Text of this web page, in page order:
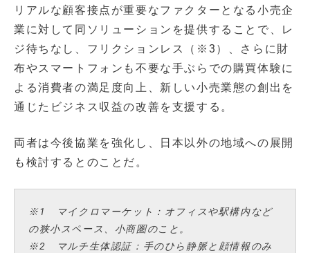
リアルな顧客接点が重要なファクターとなる小売企
業に対して同ソリューションを提供することで、レ
ジ待ちなし、フリクションレス（※3）、さらに財
布やスマートフォンも不要な手ぶらでの購買体験に
よる消費者の満足度向上、新しい小売業態の創出を
通じたビジネス収益の改善を支援する。
両者は今後協業を強化し、日本以外の地域への展開
も検討するとのことだ。
※1 マイクロマーケット：オフィスや駅構内など
の狭小スペース、小商圏のこと。
※2 マルチ生体認証：手のひら静脈と顔情報のみ